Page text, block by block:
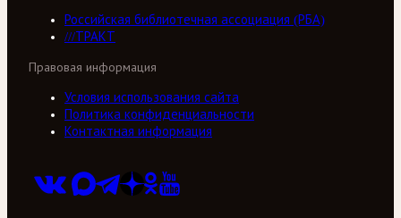
Российская библиотечная ассоциация (РБА)
///ТРАКТ
Правовая информация
Условия использования сайта
Политика конфиденциальности
Контактная информация